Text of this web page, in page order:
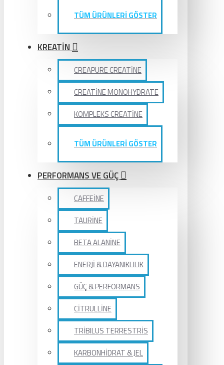
TÜM ÜRÜNLERİ GÖSTER
KREATİN
CREAPURE CREATİNE
CREATİNE MONOHYDRATE
KOMPLEKS CREATİNE
TÜM ÜRÜNLERİ GÖSTER
PERFORMANS VE GÜÇ
CAFFEİNE
TAURİNE
BETA ALANİNE
ENERJİ & DAYANIKLILIK
GÜÇ & PERFORMANS
CİTRULLİNE
TRİBILUS TERRESTRİS
KARBONHİDRAT & JEL